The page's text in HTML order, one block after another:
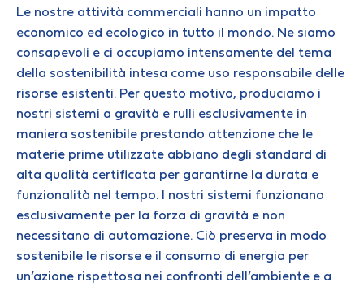
Le nostre attività commerciali hanno un impatto
economico ed ecologico in tutto il mondo. Ne siamo
consapevoli e ci occupiamo intensamente del tema
della sostenibilità intesa come uso responsabile delle
risorse esistenti. Per questo motivo, produciamo i
nostri sistemi a gravità e rulli esclusivamente in
maniera sostenibile prestando attenzione che le
materie prime utilizzate abbiano degli standard di
alta qualità certificata per garantirne la durata e
funzionalità nel tempo. I nostri sistemi funzionano
esclusivamente per la forza di gravità e non
necessitano di automazione. Ciò preserva in modo
sostenibile le risorse e il consumo di energia per
un’azione rispettosa nei confronti dell’ambiente e a